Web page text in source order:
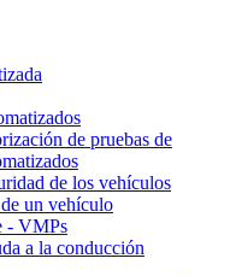
de pruebas de
de los vehículos
un vehículo
- VMPs
a la conducción